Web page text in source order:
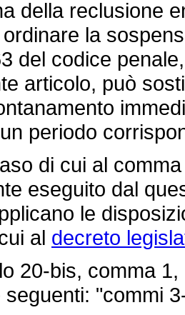
della reclusione
la
del codice
articolo, può
periodo
di cui al comma
eseguito dal
le
al decreto
bis, comma 1,
"commi